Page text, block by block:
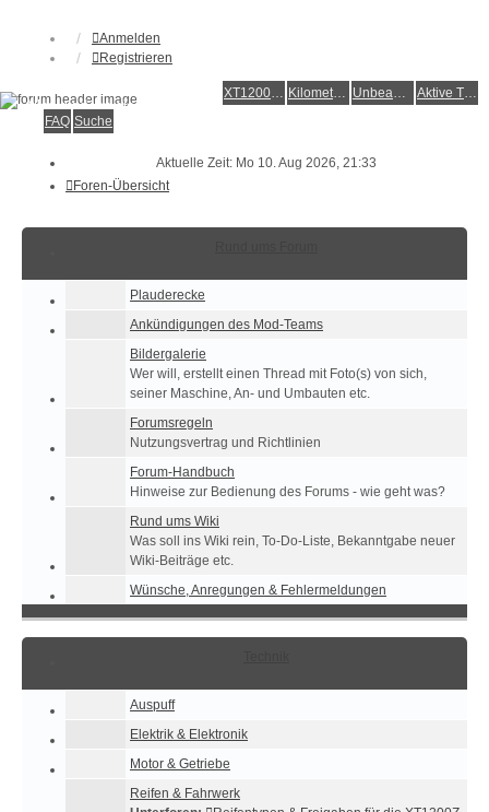
Anmelden
Registrieren
XT1200Z-Wiki Kilometerstatistik Unbeantwortete Themen Aktive Themen
Alles rund um die Yamaha XT1200Z Super Ténéré
FAQ Suche
Aktuelle Zeit: Mo 10. Aug 2026, 21:33
Foren-Übersicht
Plauderecke
Ankündigungen des Mod-Teams
Bildergalerie
Wer will, erstellt einen Thread mit Foto(s) von sich,
seiner Maschine, An- und Umbauten etc.
Forumsregeln
Nutzungsvertrag und Richtlinien
Forum-Handbuch
Hinweise zur Bedienung des Forums - wie geht was?
Rund ums Wiki
Was soll ins Wiki rein, To-Do-Liste, Bekanntgabe neuer
Wiki-Beiträge etc.
Wünsche, Anregungen & Fehlermeldungen
Auspuff
Elektrik & Elektronik
Motor & Getriebe
Reifen & Fahrwerk